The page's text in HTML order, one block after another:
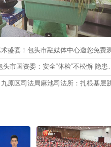
保平安 促发展丨